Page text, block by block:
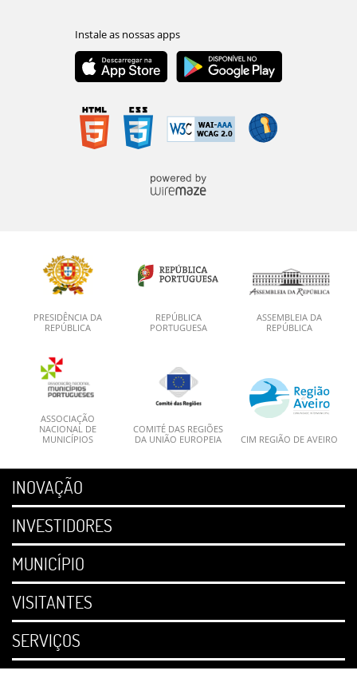
PRESIDÊNCIA DA
REPÚBLICA
REPÚBLICA
PORTUGUESA
ASSEMBLEIA DA
REPÚBLICA
ASSOCIAÇÃO
NACIONAL DE
MUNICÍPIOS
COMITÉ DAS REGIÕES
DA UNIÃO EUROPEIA
CIM REGIÃO DE AVEIRO
INOVAÇÃO
INVESTIDORES
MUNICÍPIO
VISITANTES
SERVIÇOS